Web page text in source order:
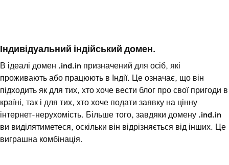
Індивідуальний індійський домен.
В ідеалі домен .ind.in призначений для осіб, які
проживають або працюють в Індії. Це означає, що він
підходить як для тих, хто хоче вести блог про свої пригоди в
країні, так і для тих, хто хоче подати заявку на цінну
інтернет-нерухомість. Більше того, завдяки домену .ind.in
ви виділятиметеся, оскільки він відрізняється від інших. Це
виграшна комбінація.